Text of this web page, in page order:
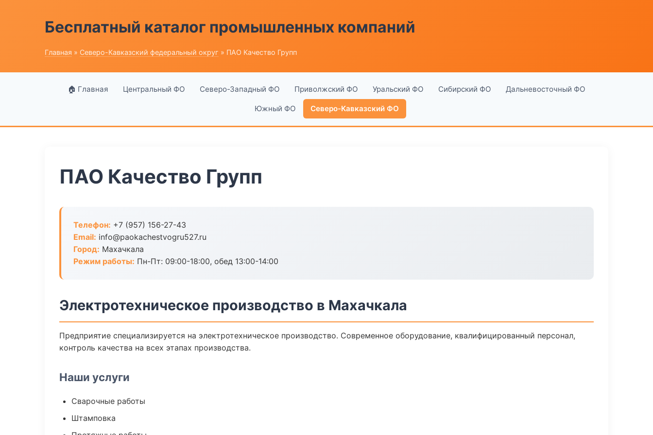
Бесплатный каталог промышленных компаний
Главная » Северо-Кавказский федеральный округ » ПАО Качество Групп
🏠 Главная Центральный ФО Северо-Западный ФО Приволжский ФО Уральский ФО Сибирский ФО Дальневосточный ФО
Южный ФО Северо-Кавказский ФО
ПАО Качество Групп
Телефон: +7 (957) 156-27-43
Email: info@paokachestvogru527.ru
Город: Махачкала
Режим работы: Пн-Пт: 09:00-18:00, обед 13:00-14:00
Электротехническое производство в Махачкала
Предприятие специализируется на электротехническое производство. Современное оборудование, квалифицированный персонал,
контроль качества на всех этапах производства.
Наши услуги
Сварочные работы
Штамповка